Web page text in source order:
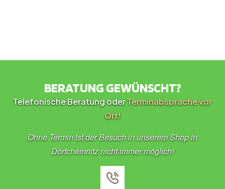
BERATUNG GEWÜNSCHT?
Telefonische Beratung oderTerminabsprache vor
Ort!
Ohne Termin ist der Besuch in unserem Shop in
Dorfchemnitz nicht immer möglich!